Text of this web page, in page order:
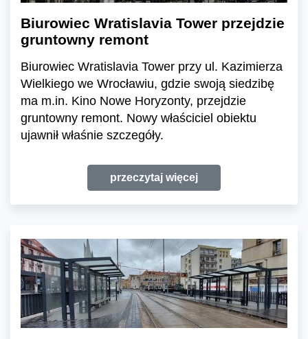
Biurowiec Wratislavia Tower przejdzie
gruntowny remont
Biurowiec Wratislavia Tower przy ul. Kazimierza
Wielkiego we Wrocławiu, gdzie swoją siedzibę
ma m.in. Kino Nowe Horyzonty, przejdzie
gruntowny remont. Nowy właściciel obiektu
ujawnił właśnie szczegóły.
przeczytaj więcej